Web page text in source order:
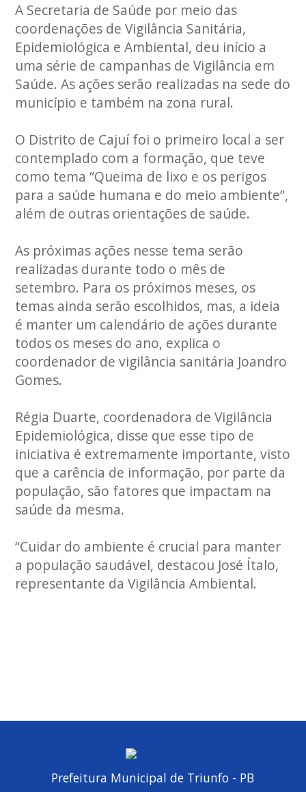
A Secretaria de Saúde por meio das
coordenações de Vigilância Sanitária,
Epidemiológica e Ambiental, deu início a
uma série de campanhas de Vigilância em
Saúde. As ações serão realizadas na sede do
município e também na zona rural.
O Distrito de Cajuí foi o primeiro local a ser
contemplado com a formação, que teve
como tema “Queima de lixo e os perigos
para a saúde humana e do meio ambiente”,
além de outras orientações de saúde.
As próximas ações nesse tema serão
realizadas durante todo o mês de
setembro. Para os próximos meses, os
temas ainda serão escolhidos, mas, a ideia
é manter um calendário de ações durante
todos os meses do ano, explica o
coordenador de vigilância sanitária Joandro
Gomes.
Régia Duarte, coordenadora de Vigilância
Epidemiológica, disse que esse tipo de
iniciativa é extremamente importante, visto
que a carência de informação, por parte da
população, são fatores que impactam na
saúde da mesma.
“Cuidar do ambiente é crucial para manter
a população saudável, destacou José Ítalo,
representante da Vigilância Ambiental.
Prefeitura Municipal de Triunfo - PB